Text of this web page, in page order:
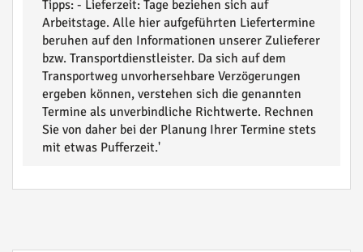
Tipps: - Lieferzeit: Tage beziehen sich auf
Arbeitstage. Alle hier aufgeführten Liefertermine
beruhen auf den Informationen unserer Zulieferer
bzw. Transportdienstleister. Da sich auf dem
Transportweg unvorhersehbare Verzögerungen
ergeben können, verstehen sich die genannten
Termine als unverbindliche Richtwerte. Rechnen
Sie von daher bei der Planung Ihrer Termine stets
mit etwas Pufferzeit.'